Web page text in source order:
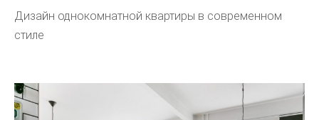
Дизайн однокомнатной квартиры в современном
стиле